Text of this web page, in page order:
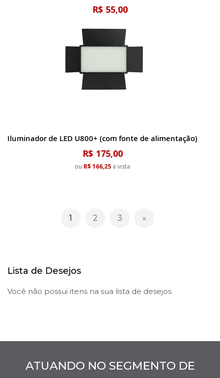
R$ 55,00
Iluminador de LED U800+ (com fonte de alimentação)
R$ 175,00
ou R$ 166,25 a vista
Página
Você esta lendo a pagina
1 Página
2 Página
3 Página
Continuar
Lista de Desejos
Você não possui itens na sua lista de desejos
ATUANDO NO SEGMENTO DE